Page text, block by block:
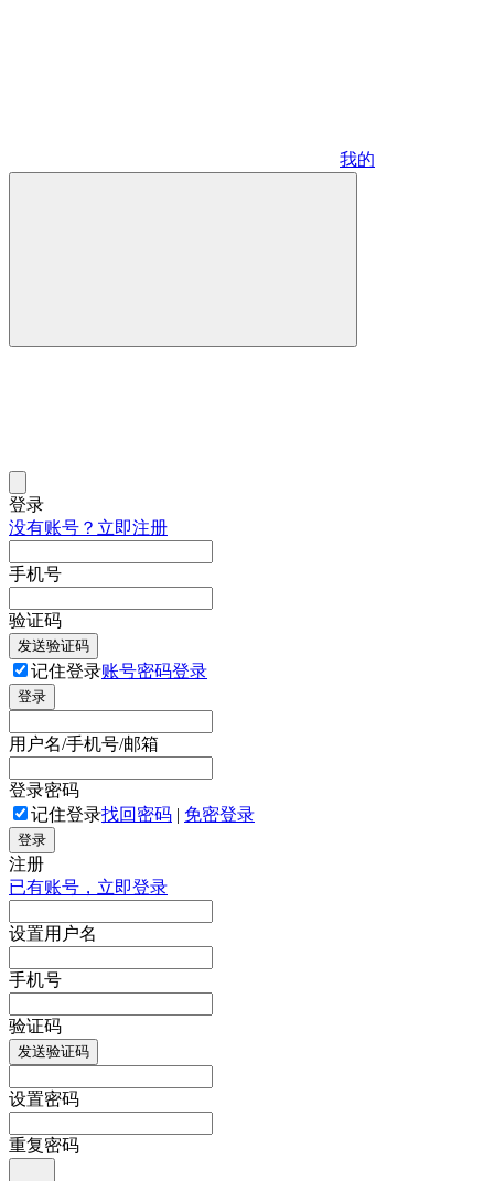
我的
登录
没有账号？立即注册
手机号
验证码
发送验证码
记住登录账号密码登录
登录
用户名/手机号/邮箱
登录密码
记住登录找回密码 | 免密登录
登录
注册
已有账号，立即登录
设置用户名
手机号
验证码
发送验证码
设置密码
重复密码